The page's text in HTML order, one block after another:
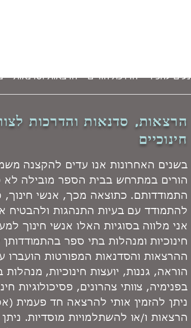
נעים להכיר הדרכת הורים הרצאות וסדנאות
הרצאות, סדנאות והדרכות
חינוכיים
בשנים האחרונות אנו עדים להקצנה
הורים במתרחש בבית הספר מובילה
התמודדותם. כתוצאה מכך, אנשי חינוך,
להתמודד עם בעיות התנהגות ולהבטיח
אני מלווה בסוגיות האלו אנשי חינוך
חינוכיות ומנהלות בתי ספר
ההרצאות והסדנאות המפורטות הועברו
הוראה, גננות, יועצות חינוכיות,
בפנימיה, צוותי צהרונים, פסיכולוגיות
ניתן להזמין אותי להרצאה חד פעמית
הרצאות ו/או להשתלמויות מוסדיות.